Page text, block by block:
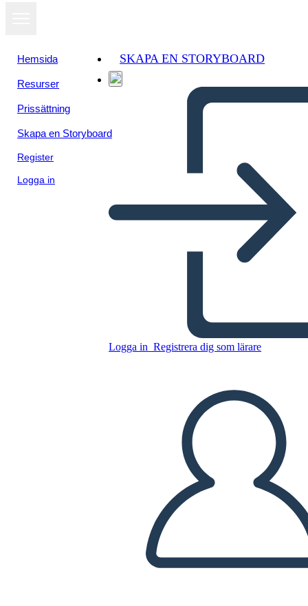
Hemsida
Resurser
Prissättning
Skapa en Storyboard
Register
Logga in
SKAPA EN STORYBOARD
Logga in Registrera dig som lärare
Kopiera denna storyboard
SPELA UPP BILDSPEL
LÄS FÖR MIG
Visa som
bildspel